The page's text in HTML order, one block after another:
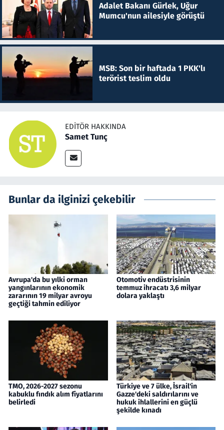
Adalet Bakanı Gürlek, Uğur
Mumcu'nun ailesiyle görüştü
MSB: Son bir haftada 1 PKK'lı
terörist teslim oldu
EDITÖR HAKKINDA
Samet Tunç
Bunlar da ilginizi çekebilir
Avrupa'da bu yılki orman
yangınlarının ekonomik
zararının 19 milyar avroyu
geçtiği tahmin ediliyor
Otomotiv endüstrisinin
temmuz ihracatı 3,6 milyar
dolara yaklaştı
TMO, 2026-2027 sezonu
kabuklu fındık alım fiyatlarını
belirledi
Türkiye ve 7 ülke, İsrail'in
Gazze'deki saldırılarını ve
hukuk ihlallerini en güçlü
şekilde kınadı